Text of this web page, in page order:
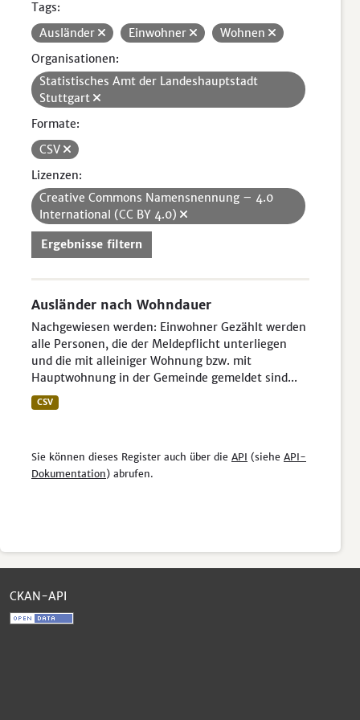
Tags:
Ausländer
Einwohner
Wohnen
Organisationen:
Statistisches Amt der Landeshauptstadt
Stuttgart
Formate:
CSV
Lizenzen:
Creative Commons Namensnennung – 4.0
International (CC BY 4.0)
Ergebnisse filtern
Ausländer nach Wohndauer
Nachgewiesen werden: Einwohner Gezählt werden
alle Personen, die der Meldepflicht unterliegen
und die mit alleiniger Wohnung bzw. mit
Hauptwohnung in der Gemeinde gemeldet sind...
CSV
Sie können dieses Register auch über die API (siehe API-
Dokumentation) abrufen.
CKAN-API